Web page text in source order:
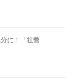
に！「壮瞥